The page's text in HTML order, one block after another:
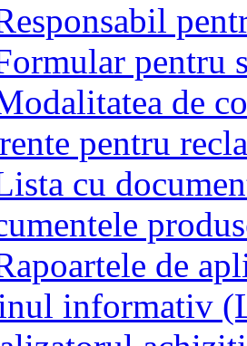
pentru
de
pentru
cu
de
informativ